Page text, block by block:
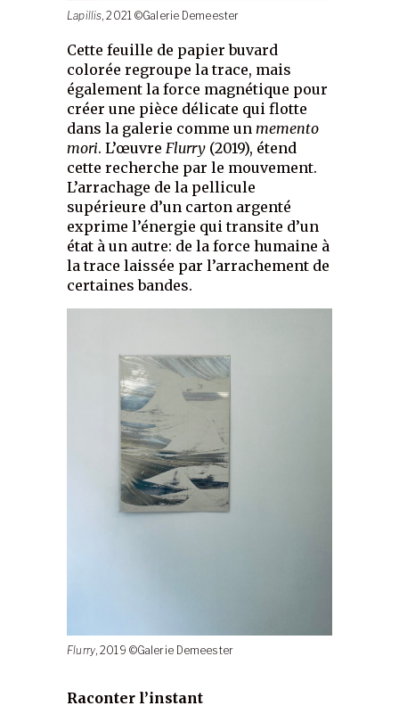
Lapillis, 2021 ©Galerie Demeester
Cette feuille de papier buvard
colorée regroupe la trace, mais
également la force magnétique pour
créer une pièce délicate qui flotte
dans la galerie comme un memento
mori. L’œuvre Flurry (2019), étend
cette recherche par le mouvement.
L’arrachage de la pellicule
supérieure d’un carton argenté
exprime l’énergie qui transite d’un
état à un autre: de la force humaine à
la trace laissée par l’arrachement de
certaines bandes.
Flurry, 2019 ©Galerie Demeester
Raconter l’instant